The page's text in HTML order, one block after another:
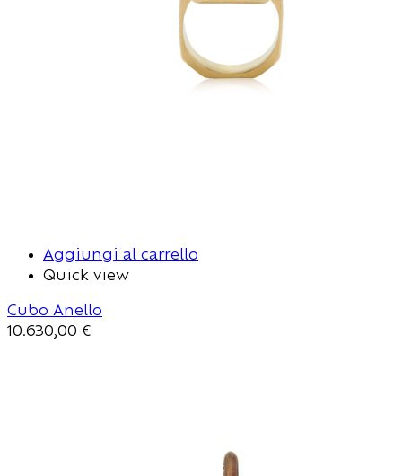
Aggiungi al carrello
Quick view
Cubo Anello
10.630,00 €